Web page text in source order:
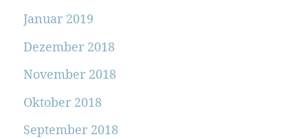
Januar 2019
Dezember 2018
November 2018
Oktober 2018
September 2018